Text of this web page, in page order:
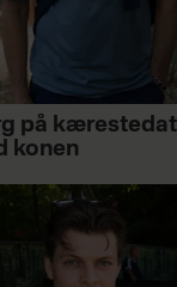
på
konen